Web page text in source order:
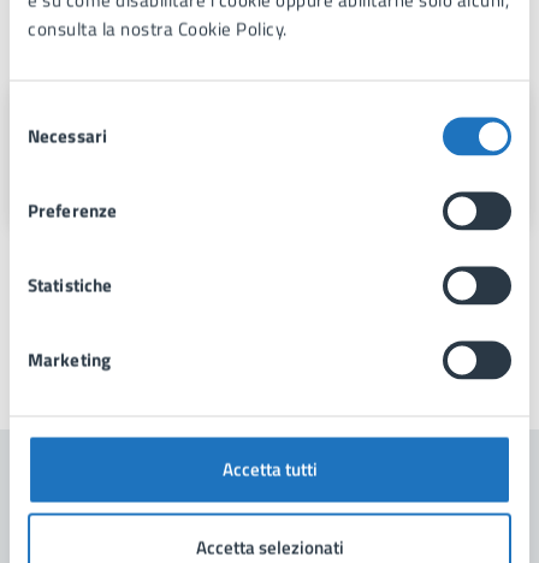
consulta la nostra Cookie Policy.
delNecessari
Preferenze
Statistiche
Marketing
Accetta tutti
Accetta selezionati
A cura di
Area 1
Contenuti correlati